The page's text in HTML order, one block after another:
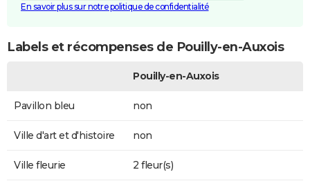
En savoir plus sur notre politique de confidentialité
Labels et récompenses de Pouilly-en-Auxois
Pouilly-en-Auxois
Pavillon bleu non
Ville d'art et d'histoire non
Ville fleurie 2 fleur(s)